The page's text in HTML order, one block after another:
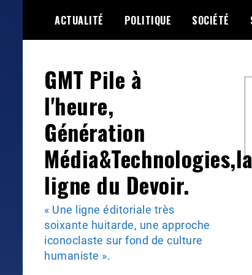
content
ACTUALITÉ POLITIQUE SOCIÉTÉ
GMT Pile à
l'heure,
Génération
ligne du Devoir.
« Une ligne éditoriale très
soixante huitarde, une approche
iconoclaste sur fond de culture
humaniste ».